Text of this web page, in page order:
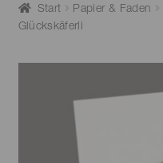
Start Papier & Faden
Glückskäferli